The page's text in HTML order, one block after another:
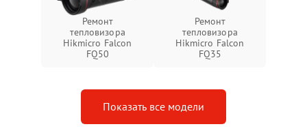
Ремонт
тепловизора
Hikmicro Falcon
FQ50
Ремонт
тепловизора
Hikmicro Falcon
FQ35
Показать все модели